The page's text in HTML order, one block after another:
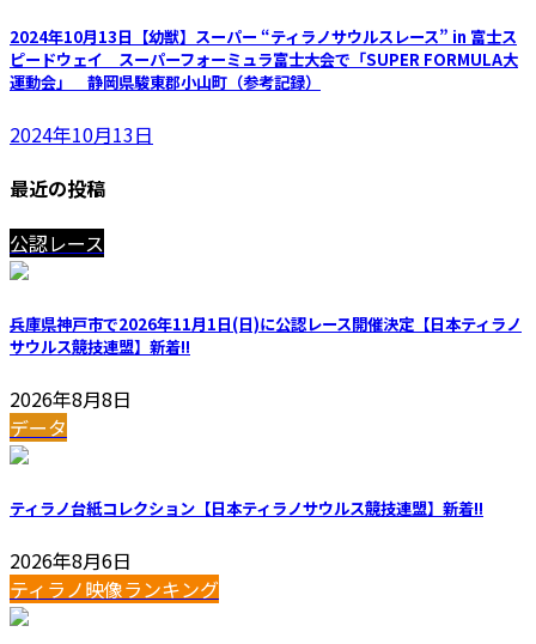
2024年10月13日【幼獣】スーパー “ティラノサウルスレース” in 富士ス
ピードウェイ スーパーフォーミュラ富士大会で「SUPER FORMULA大
運動会」 静岡県駿東郡小山町（参考記録）
2024年10月13日
最近の投稿
公認レース
兵庫県神戸市で2026年11月1日(日)に公認レース開催決定【日本ティラノ
サウルス競技連盟】 新着!!
2026年8月8日
データ
ティラノ台紙コレクション【日本ティラノサウルス競技連盟】 新着!!
2026年8月6日
ティラノ映像ランキング